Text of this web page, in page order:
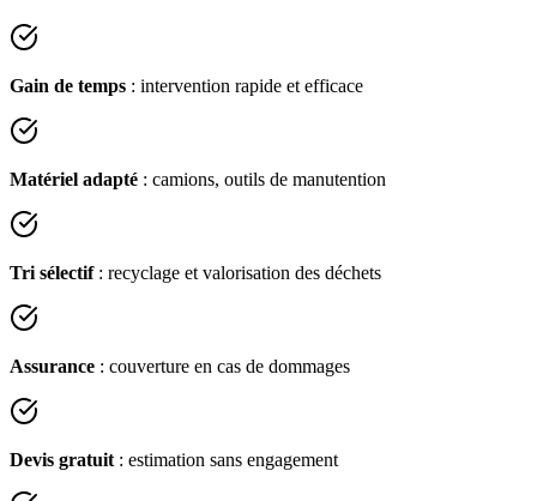
Gain de temps : intervention rapide et efficace
Matériel adapté : camions, outils de manutention
Tri sélectif: recyclage et valorisation des déchets
Assurance : couverture en cas de dommages
Devis gratuit : estimation sans engagement